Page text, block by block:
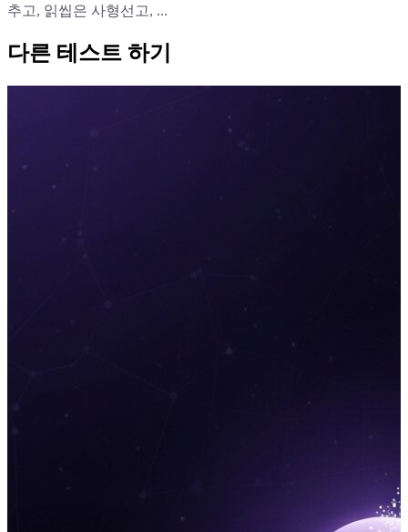
추고, 읽씹은 사형선고, ...
다른 테스트 하기